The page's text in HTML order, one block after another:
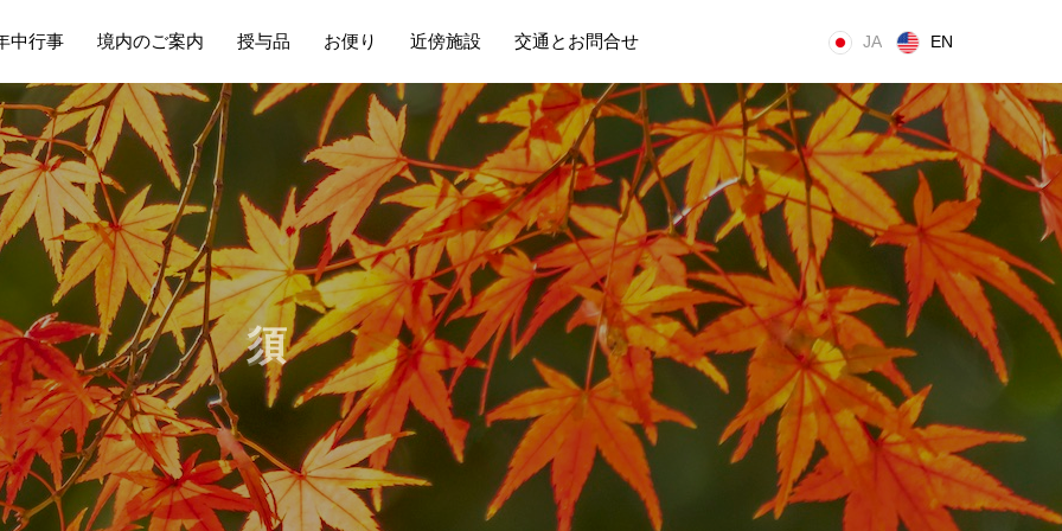
中行事 境内のご案内 授与品 お便り 近傍施設 交通とお問合せ JA EN
か
ら
の
お
り